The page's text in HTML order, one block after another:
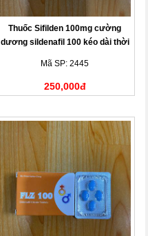
Thuốc Sifilden 100mg cường
dương sildenafil 100 kéo dài thời
Mã SP: 2445
250,000đ